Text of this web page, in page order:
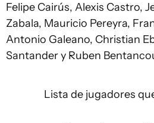
Felipe Cairús, Alexis Castro,
Zabala, Mauricio Pereyra,
Antonio Galeano, Christian
Santander y Ruben
Lista de jugadores